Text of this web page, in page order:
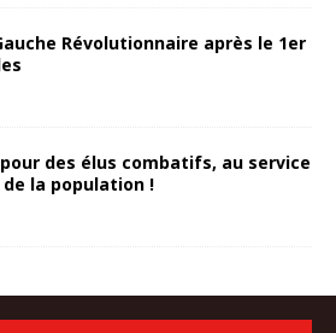
Révolutionnaire après le 1er
des élus combatifs, au service
la population !